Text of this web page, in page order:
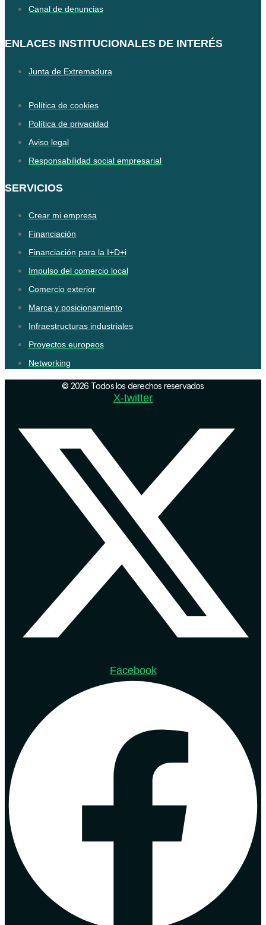
Canal de denuncias
ENLACES INSTITUCIONALES DE INTERÉS
Junta de Extremadura
Política de cookies
Política de privacidad
Aviso legal
Responsabilidad social empresarial
SERVICIOS
Crear mi empresa
Financiación
Financiación para la I+D+i
Impulso del comercio local
Comercio exterior
Marca y posicionamiento
Infraestructuras industriales
Proyectos europeos
Networking
© 2026 Todos los derechos reservados
X-twitter
Facebook